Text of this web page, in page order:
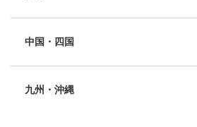
中国・四国
九州・沖縄